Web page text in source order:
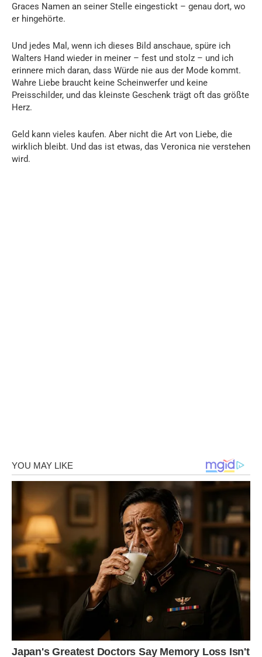
Graces Namen an seiner Stelle eingestickt – genau dort, wo
er hingehörte.
Und jedes Mal, wenn ich dieses Bild anschaue, spüre ich
Walters Hand wieder in meiner – fest und stolz – und ich
erinnere mich daran, dass Würde nie aus der Mode kommt.
Wahre Liebe braucht keine Scheinwerfer und keine
Preisschilder, und das kleinste Geschenk trägt oft das größte
Herz.
Geld kann vieles kaufen. Aber nicht die Art von Liebe, die
wirklich bleibt. Und das ist etwas, das Veronica nie verstehen
wird.